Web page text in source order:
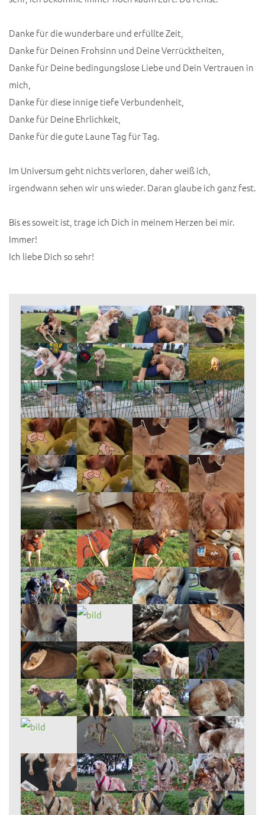
Danke für die wunderbare und erfüllte Zeit,
Danke für Deinen Frohsinn und Deine Verrücktheiten,
Danke für Deine bedingungslose Liebe und Dein Vertrauen in
mich,
Danke für diese innige tiefe Verbundenheit,
Danke für Deine Ehrlichkeit,
Danke für die gute Laune Tag für Tag.
Im Universum geht nichts verloren, daher weiß ich,
irgendwann sehen wir uns wieder. Daran glaube ich ganz fest.
Bis es soweit ist, trage ich Dich in meinem Herzen bei mir.
Immer!
Ich liebe Dich so sehr!